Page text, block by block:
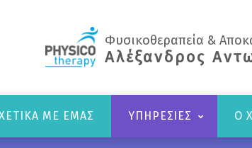
Φυσικοθεραπεία &
Αλέξανδρος
ΜΕ ΕΜΆΣ ΥΠΗΡΕΣΊΕΣ Ο